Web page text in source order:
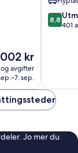
kr
kr
avgifter
sep.
by
IHG
8.8
av
8,8
401
Jo mer du